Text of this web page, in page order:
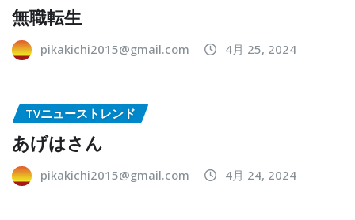
無職転生
pikakichi2015@gmail.com 4月 25, 2024
TVニューストレンド
あげはさん
pikakichi2015@gmail.com 4月 24, 2024